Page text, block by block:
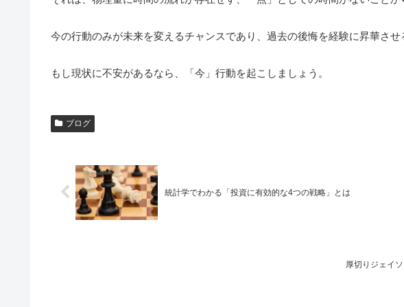
今の行動のみが未来を変えるチャンスであり、過去の後悔を経験に昇華させ
もし現状に不安があるなら、「今」行動を起こしましょう。
ブログ
統計学でわかる「投資に有効的な4つの戦略」とは
厚切りジェイ